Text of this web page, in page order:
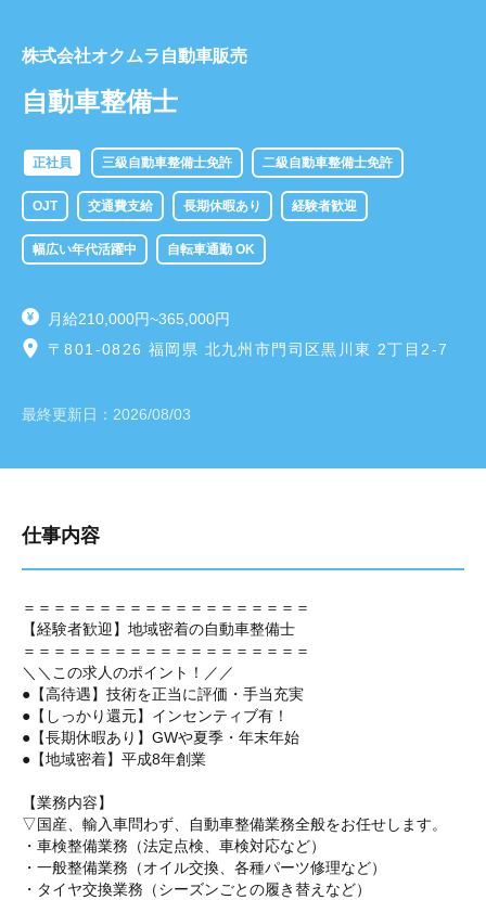
株式会社オクムラ自動車販売
自動車整備士
正社員 三級自動車整備士免許 二級自動車整備士免許
OJT 交通費支給 長期休暇あり 経験者歓迎
幅広い年代活躍中 自転車通勤 OK
月給210,000円~365,000円
〒801-0826 福岡県 北九州市門司区黒川東 2丁目2-7
最終更新日： 2026/08/03
仕事内容
＝＝＝＝＝＝＝＝＝＝＝＝＝＝＝＝＝＝＝
【経験者歓迎】地域密着の自動車整備士
＝＝＝＝＝＝＝＝＝＝＝＝＝＝＝＝＝＝＝
＼＼この求人のポイント！／／
●【高待遇】技術を正当に評価・手当充実
●【しっかり還元】インセンティブ有！
●【長期休暇あり】GWや夏季・年末年始
●【地域密着】平成8年創業
【業務内容】
▽国産、輸入車問わず、自動車整備業務全般をお任せします。
・車検整備業務（法定点検、車検対応など）
・一般整備業務（オイル交換、各種パーツ修理など）
・タイヤ交換業務（シーズンごとの履き替えなど）